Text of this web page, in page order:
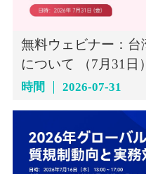
無料ウェビナー：台
について （7月31日）
時間 2026-07-31